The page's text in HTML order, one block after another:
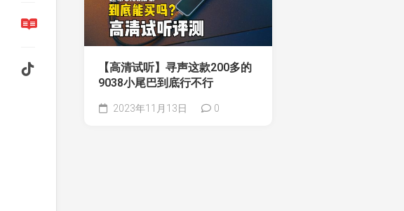
【高清试听】寻声这款200多的
9038小尾巴到底行不行
2023年11月13日 0